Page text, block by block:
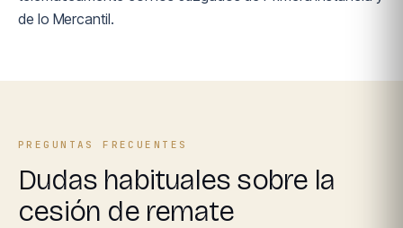
de lo Mercantil.
PREGUNTAS FRECUENTES
Dudas habituales sobre la
cesión de remate